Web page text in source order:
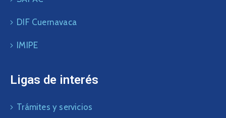
DIF Cuernavaca
IMIPE
Ligas de interés
Trámites y servicios